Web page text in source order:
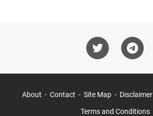
About Contact Site Map Disclaimer
Terms and Conditions